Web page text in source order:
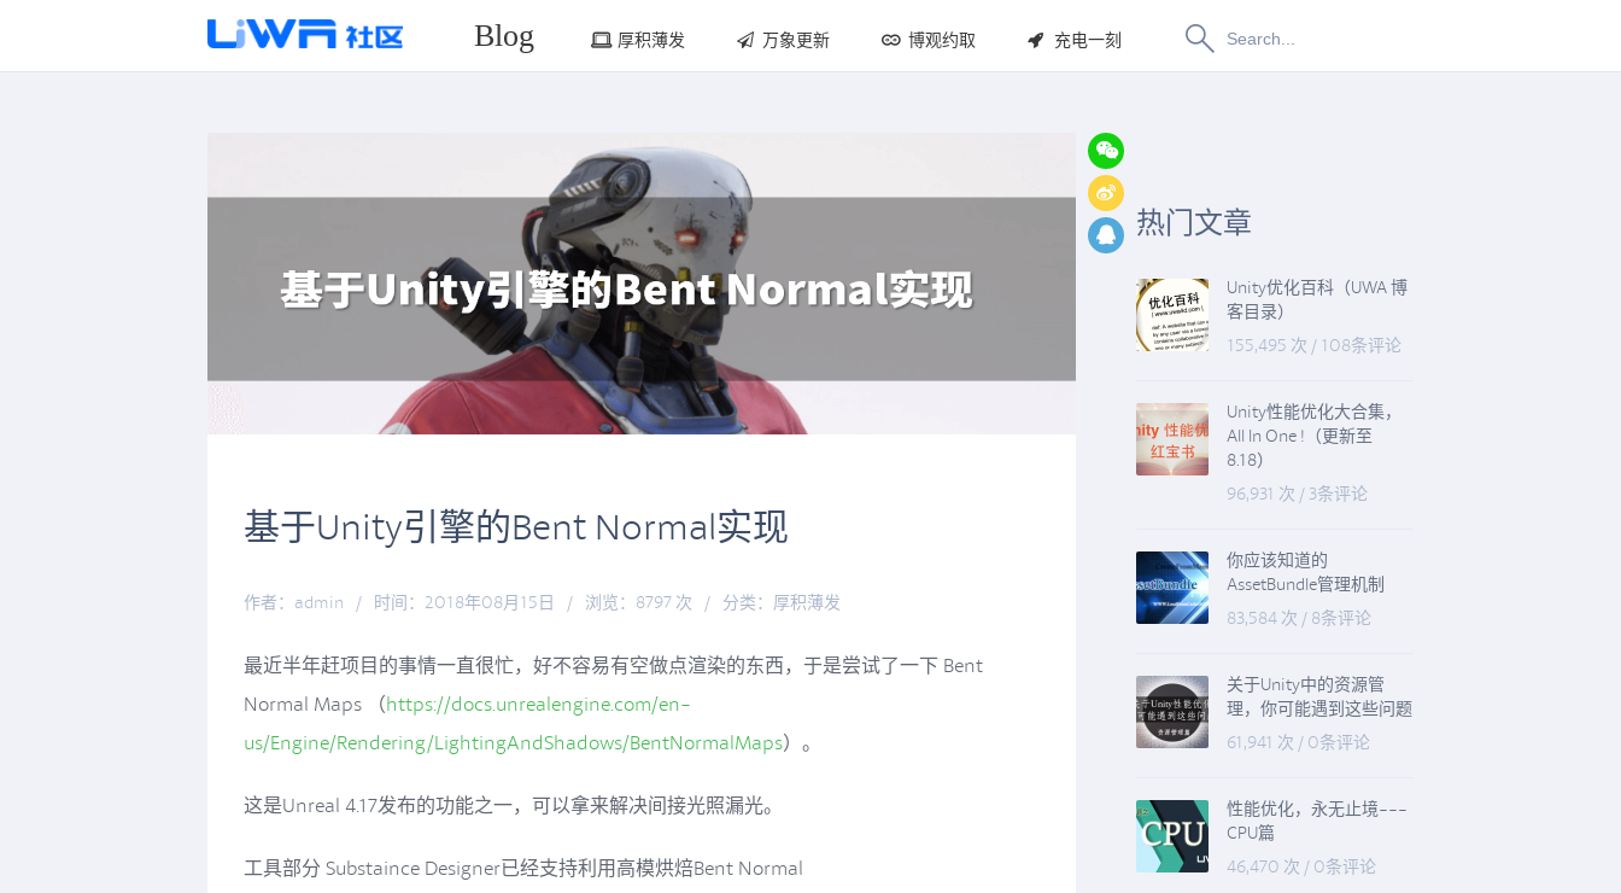
Blog 厚积薄发 万象更新 博观约取 充电一刻 博物纳新
基于Unity引擎的Bent Normal实现
作者：admin / 时间：2018年08月15日 / 浏览：8797 次 / 分类： 厚积薄发
最近半年赶项目的事情一直很忙，好不容易有空做点渲染的东西，于是尝试了一下 Bent
Normal Maps （https://docs.unrealengine.com/en-
us/Engine/Rendering/LightingAndShadows/BentNormalMaps）。
这是Unreal 4.17发布的功能之一，可以拿来解决间接光照漏光。
工具部分 Substaince Designer已经支持利用高模烘焙Bent Normal
热门文章
Unity优化百科（UWA 博
客目录）
155,495 次 / 108条评论
Unity性能优化大合集，
All In One !（更新至
8.18）
96,931 次 / 3条评论
你应该知道的
AssetBundle管理机制
83,584 次 / 8条评论
关于Unity中的资源管
理，你可能遇到这些问题
61,941 次 / 0条评论
性能优化，永无止境---
CPU篇
46,470 次 / 0条评论